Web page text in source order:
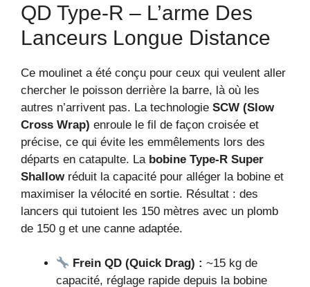
QD Type-R – L’arme Des
Lanceurs Longue Distance
Ce moulinet a été conçu pour ceux qui veulent aller
chercher le poisson derrière la barre, là où les
autres n’arrivent pas. La technologie SCW (Slow
Cross Wrap) enroule le fil de façon croisée et
précise, ce qui évite les emmêlements lors des
départs en catapulte. La bobine Type-R Super
Shallowréduit la capacité pour alléger la bobine et
maximiser la vélocité en sortie. Résultat : des
lancers qui tutoient les 150 mètres avec un plomb
de 150 g et une canne adaptée.
Frein QD (Quick Drag) : ~15 kg de
capacité, réglage rapide depuis la bobine